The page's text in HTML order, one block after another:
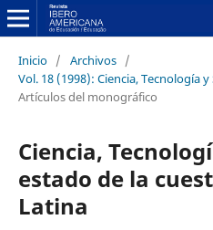
Inicio / Archivos /
Vol. 18 (1998): Ciencia, Tecnología
Artículos del monográfico
Ciencia,
estado de la
Latina